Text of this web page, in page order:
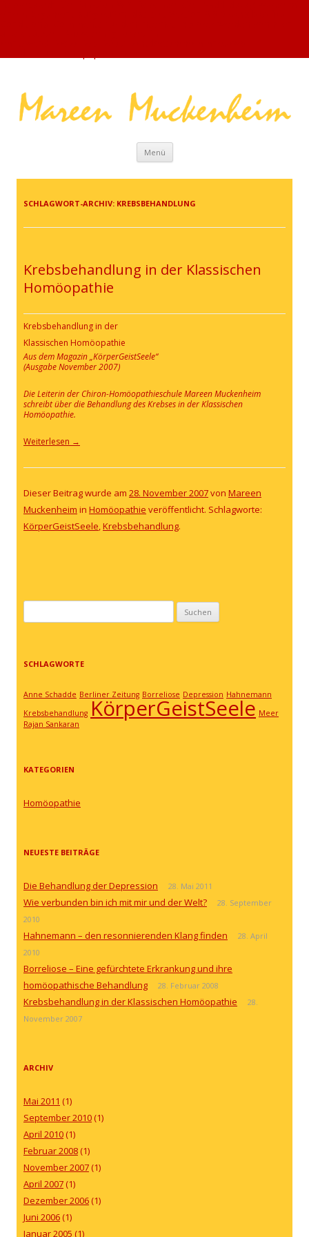
Menü Zum Inhalt springen
SCHLAGWORT-ARCHIV: KREBSBEHANDLUNG
Krebsbehandlung in der Klassischen
Homöopathie
Krebsbehandlung in der
Klassischen Homöopathie
Aus dem Magazin „KörperGeistSeele“
(Ausgabe November 2007)
Die Leiterin der Chiron-Homöopathieschule Mareen Muckenheim
schreibt über die Behandlung des Krebses in der Klassischen
Homöopathie.
Weiterlesen →
Dieser Beitrag wurde am 28. November 2007von Mareen
Muckenheim in Homöopathie veröffentlicht. Schlagworte:
KörperGeistSeele,Krebsbehandlung.
nach:
SCHLAGWORTE
Anne Schadde Berliner Zeitung Borreliose Depression Hahnemann
Krebsbehandlung KörperGeistSeele Meer
Rajan Sankaran
KATEGORIEN
Homöopathie
NEUESTE BEITRÄGE
Die Behandlung der Depression 28. Mai 2011
Wie verbunden bin ich mit mir und der Welt?
28. September
2010
Hahnemann – den resonnierenden Klang finden
28. April
2010
Borreliose – Eine gefürchtete Erkrankung und ihre
homöopathische Behandlung
28. Februar 2008
Krebsbehandlung in der Klassischen Homöopathie
28.
November 2007
ARCHIV
Mai 2011 (1)
September 2010(1)
April 2010(1)
Februar 2008(1)
November 2007(1)
April 2007(1)
Dezember 2006(1)
Juni 2006(1)
Januar 2005 (1)